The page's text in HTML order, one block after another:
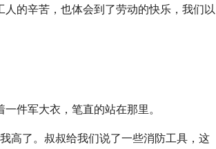
的辛苦，也体会到了劳动的快乐，我们以
件军大衣，笔直的站在那里。
高了。叔叔给我们说了一些消防工具，这